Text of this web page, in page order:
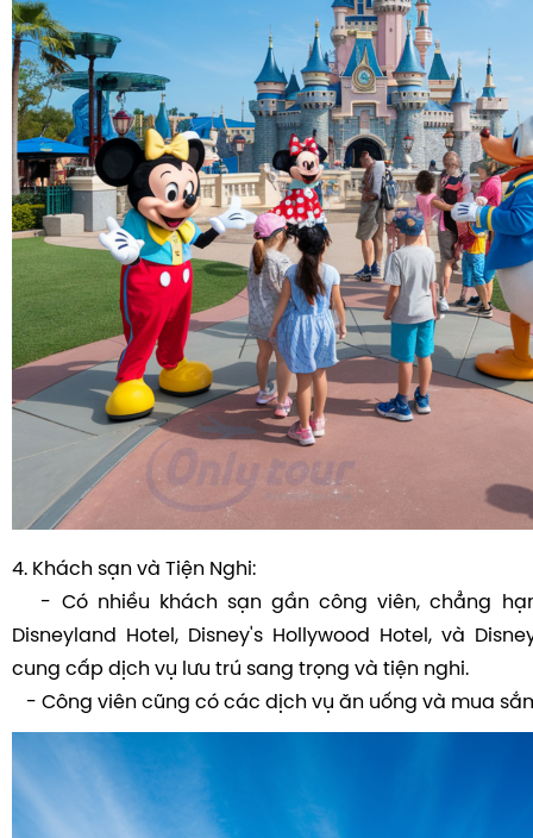
4. Khách sạn và Tiện Nghi:
- Có nhiều khách sạn gần công viên, chẳng
Disneyland Hotel, Disney's Hollywood Hotel, và
cung cấp dịch vụ lưu trú sang trọng và tiện nghi.
- Công viên cũng có các dịch vụ ăn uống và mua